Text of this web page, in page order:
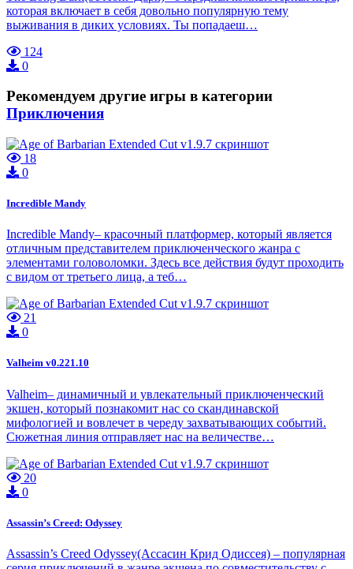
которая включает в себя довольно популярную тему
выживания в диких условиях. Ты попадаеш…
124
0
Рекомендуем другие игры в категории
Приключения
18
0
Incredible Mandy
Incredible Mandy– красочный платформер, который является
отличным представителем приключенческого жанра с
элементами головоломки. Здесь все действия будут проходить
с видом от третьего лица, а теб…
21
0
Valheim v0.221.10
Valheim– динамичный и увлекательный приключенческий
экшен, который познакомит нас со скандинавской
мифологией и вовлечет в череду захватывающих событий.
Сюжетная линия отправляет нас на величестве…
20
0
Assassin’s Creed: Odyssey
Assassin’s Creed Odyssey(Ассасин Крид Одиссея) – популярная